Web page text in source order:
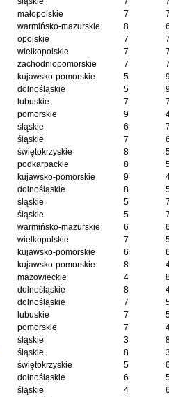
małopolskie 7
warmińsko-mazurskie 8
opolskie 7
wielkopolskie 7
zachodniopomorskie 7
kujawsko-pomorskie 5
dolnośląskie 5
lubuskie 7
pomorskie 9
śląskie 6
śląskie 7
świętokrzyskie 8
podkarpackie 8
kujawsko-pomorskie 9
dolnośląskie 8
śląskie 5
śląskie 5
warmińsko-mazurskie 6
wielkopolskie 7
kujawsko-pomorskie 6
kujawsko-pomorskie 8
mazowieckie 4
dolnośląskie 8
dolnośląskie 7
lubuskie 7
pomorskie 7
śląskie 3
śląskie 8
świętokrzyskie 5
dolnośląskie 6
śląskie 4